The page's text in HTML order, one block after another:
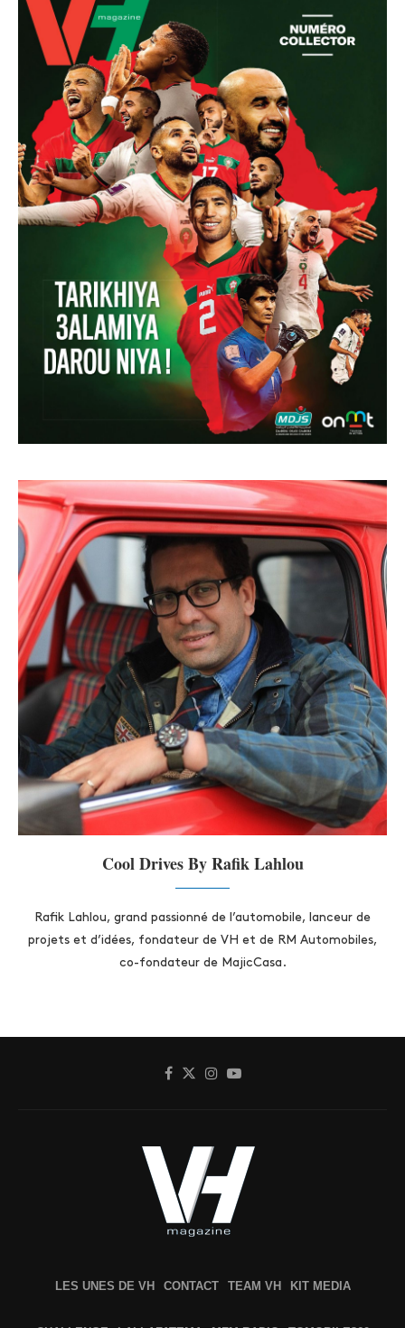
Cool Drives By Rafik Lahlou
Rafik Lahlou, grand passionné de l’automobile, lanceur de
projets et d’idées, fondateur de VH et de RM Automobiles,
co-fondateur de MajicCasa.
LES UNES DE VH CONTACT TEAM VH KIT MEDIA